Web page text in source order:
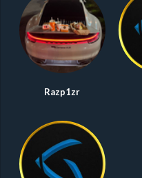
Razp1zr